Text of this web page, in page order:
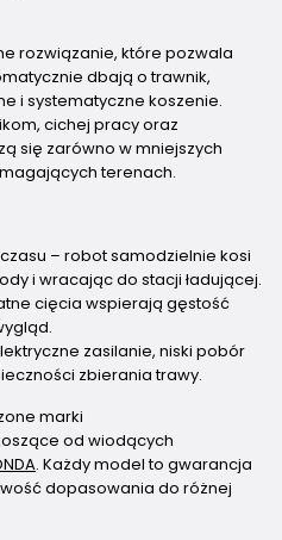
rozwiązanie, które pozwala
dbają o trawnik,
i systematyczne koszenie.
cichej pracy oraz
się zarówno w mniejszych
terenach.
– robot samodzielnie kosi
i wracając do stacji ładującej.
cięcia wspierają gęstość
zasilanie, niski pobór
zbierania trawy.
marki
od wiodących
. Każdy model to gwarancja
dopasowania do różnej